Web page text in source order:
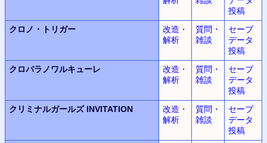
投稿
クロノ・トリガー
改造・
解析
質問・
雑談
セーブ
データ
投稿
クロバラノワルキューレ
改造・
解析
質問・
雑談
セーブ
データ
投稿
クリミナルガールズ INVITATION
改造・
解析
質問・
雑談
セーブ
データ
投稿